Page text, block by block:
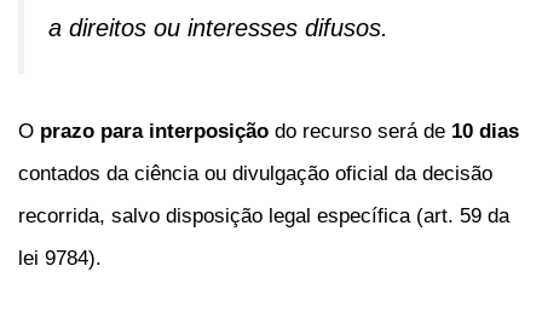
a direitos ou interesses difusos.
O prazo para interposição do recurso será de 10 dias
contados da ciência ou divulgação oficial da decisão
recorrida, salvo disposição legal específica (art. 59 da
lei 9784).